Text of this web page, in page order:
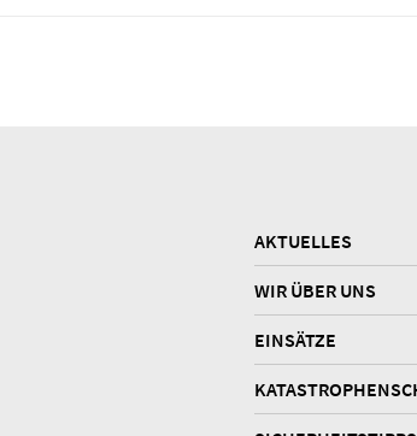
AKTUELLES
WIR ÜBER UNS
EINSÄTZE